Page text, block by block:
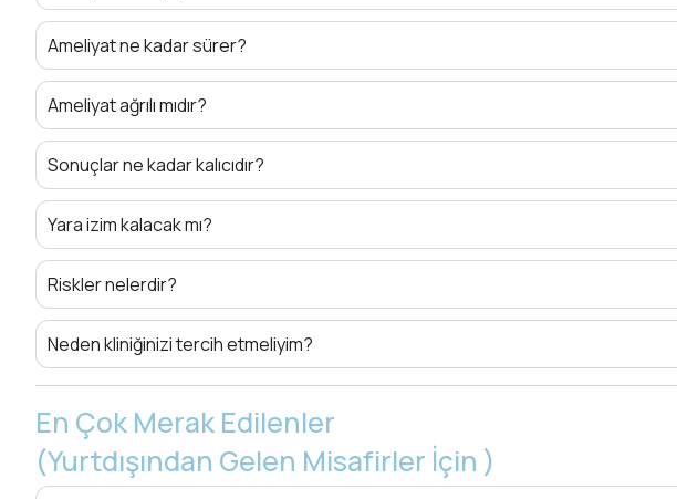
Ameliyat ne kadar sürer?
Ameliyat ağrılı mıdır?
Sonuçlar ne kadar kalıcıdır?
Yara izim kalacak mı?
Riskler nelerdir?
Neden kliniğinizi tercih etmeliyim?
En Çok Merak Edilenler
(Yurtdışından Gelen Misafirler İçin )